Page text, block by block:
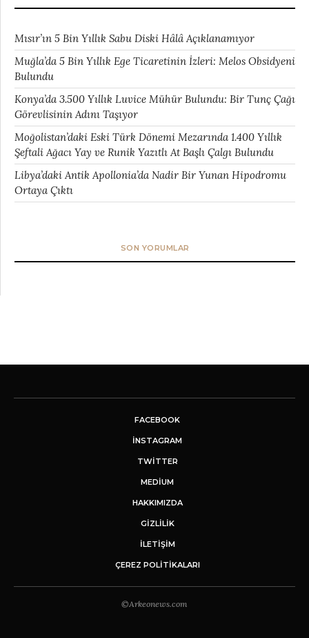
Mısır’ın 5 Bin Yıllık Sabu Diski Hâlâ Açıklanamıyor
Muğla’da 5 Bin Yıllık Ege Ticaretinin İzleri: Melos Obsidyeni
Bulundu
Konya’da 3.500 Yıllık Luvice Mühür Bulundu: Bir Tunç Çağı
Görevlisinin Adını Taşıyor
Moğolistan’daki Eski Türk Dönemi Mezarında 1.400 Yıllık
Şeftali Ağacı Yay ve Runik Yazıtlı At Başlı Çalgı Bulundu
Libya’daki Antik Apollonia’da Nadir Bir Yunan Hipodromu
Ortaya Çıktı
SON YORUMLAR
FACEBOOK
INSTAGRAM
TWITTER
MEDIUM
HAKKIMIZDA
GİZLİLİK
İLETIŞIM
ÇEREZ POLITIKALARI
©Arkeonews.com